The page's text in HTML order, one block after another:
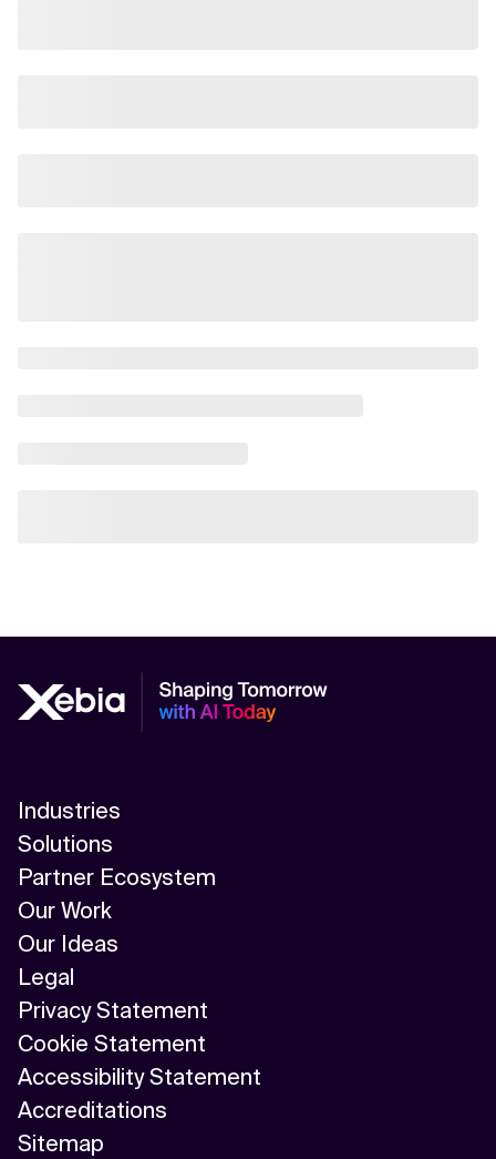
Industries
Solutions
Partner Ecosystem
Our Work
Our Ideas
Legal
Privacy Statement
Cookie Statement
Accessibility Statement
Accreditations
Sitemap